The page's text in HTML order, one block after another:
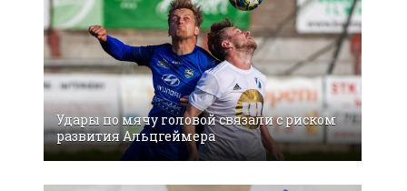
Удары по мячу головой связали с риском
развития Альцгеймера